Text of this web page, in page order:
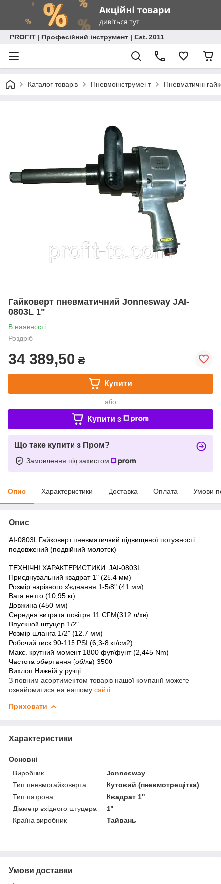
PROFIT | Професійний інструмент | Est. 2011
Каталог товарів Пневмоінструмент Пневматичні
Гайковерт пневматичний Jonnesway JAI-
0803L 1"
В наявності
Роздріб
34 389,50 ₴
Купити
або
Купити з
Що таке купити з Пром?
Замовлення під захистом
Опис Характеристики Доставка Оплата Умови
Опис
AI-0803L Гайковерт пневматичний підвищеної потужності
подовжений (подвійний молоток)
ТЕХНІЧНІ ХАРАКТЕРИСТИКИ: JAI-0803L
Приєднувальний квадрат 1" (25.4 мм)
Розмір нарізного з'єднання 1-5/8" (41 мм)
Вага нетто (10,95 кг)
Довжина (450 мм)
Середня витрата повітря 11 CFM(312 л/хв)
Впускной штуцер 1/2"
Розмір шланга 1/2" (12.7 мм)
Робочий тиск 90-115 PSI (6,3-8 кг/см2)
Макс. крутний момент 1800 фут/фунт (2,445 Nm)
Частота обертання (об/хв) 3500
Вихлоп Нижній у ручці
З повним асортиментом товарів нашої компанії можете
ознайомитися на нашому сайті
Приховати
Характеристики
Основні
Виробник
Jonnesway
Тип пневмогайковерта
Кутовий (пневмотрещітка)
Тип патрона
Квадрат 1"
Діаметр вхідного штуцера
1"
Країна виробник
Тайвань
Умови доставки